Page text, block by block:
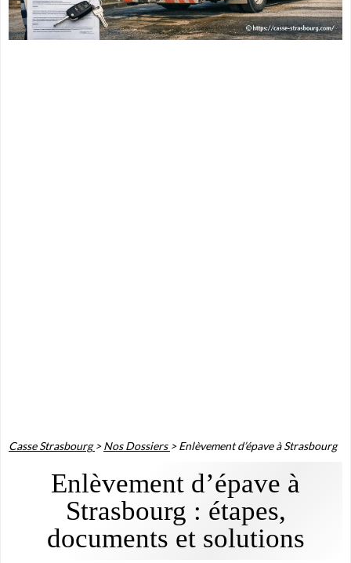
Casse Strasbourg >Nos Dossiers >Enlèvement d’épave à Strasbourg
Enlèvement d’épave à
Strasbourg : étapes,
documents et solutions